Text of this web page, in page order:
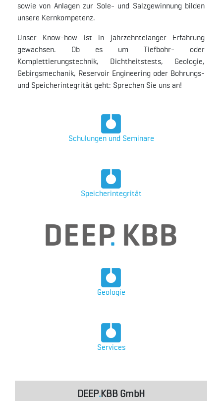
sowie von Anlagen zur Sole- und Salzgewinnung bilden
unsere Kernkompetenz.
Unser Know-how ist in jahrzehntelanger Erfahrung
gewachsen. Ob es um Tiefbohr- oder
Komplettierungstechnik, Dichtheitstests, Geologie,
Gebirgsmechanik, Reservoir Engineering oder Bohrungs-
und Speicherintegrität geht: Sprechen Sie uns an!
Schulungen und Seminare
Speicherintegrität
Geologie
Services
DEEP.KBB GmbH